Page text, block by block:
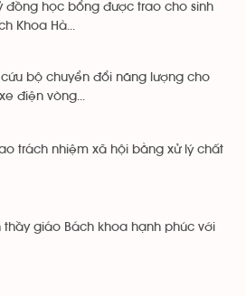
đồng học bổng được trao cho sinh
Khoa Hà...
cứu bộ chuyển đổi năng lượng cho
điện vòng...
trách nhiệm xã hội bằng xử lý chất
thầy giáo Bách khoa hạnh phúc với